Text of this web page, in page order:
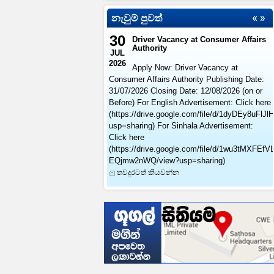
නැවුම් පුවත්
30
JUL
2026
Driver Vacancy at Consumer Affairs
Authority
Apply Now: Driver Vacancy at
Consumer Affairs Authority Publishing Date:
31/07/2026 Closing Date: 12/08/2026 (on or
Before) For English Advertisement: Click here
(https://drive.google.com/file/d/
usp=sharing) For Sinhala Advertisement:
Click here
(https://drive.google.com/file/d/
EQjmw2nWQ/view?usp=sharing)
තවදුරටත් කියවන්න